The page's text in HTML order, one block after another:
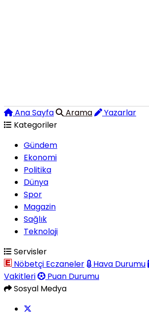
Ana Sayfa Arama
Yazarlar
Kategoriler
Gündem
Ekonomi
Politika
Dünya
Spor
Magazin
Sağlık
Teknoloji
Servisler
Nöbetçi Eczaneler
Hava Durumu
Vakitleri
Puan Durumu
Sosyal Medya